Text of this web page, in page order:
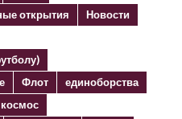
открытия
Новости
Флот
единоборства
космос